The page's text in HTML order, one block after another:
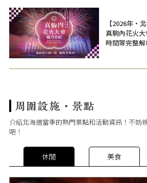
【2026年・
真駒內花火
時間等完整解
介紹北海道當季的熱門景點和活動資訊！不妨
吧！
休閒 美食